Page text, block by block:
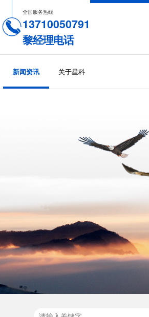
全国服务热线
13710050791
黎经理电话
新闻资讯 关于星科